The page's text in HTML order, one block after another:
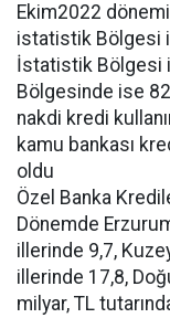
Ekim2022 dönemi
istatistik Bölgesi
İstatistik Bölgesi
Bölgesinde ise
nakdi kredi
kamu bankası
oldu
Özel Banka
Dönemde
illerinde 9,7,
illerinde 17,8,
milyar, TL